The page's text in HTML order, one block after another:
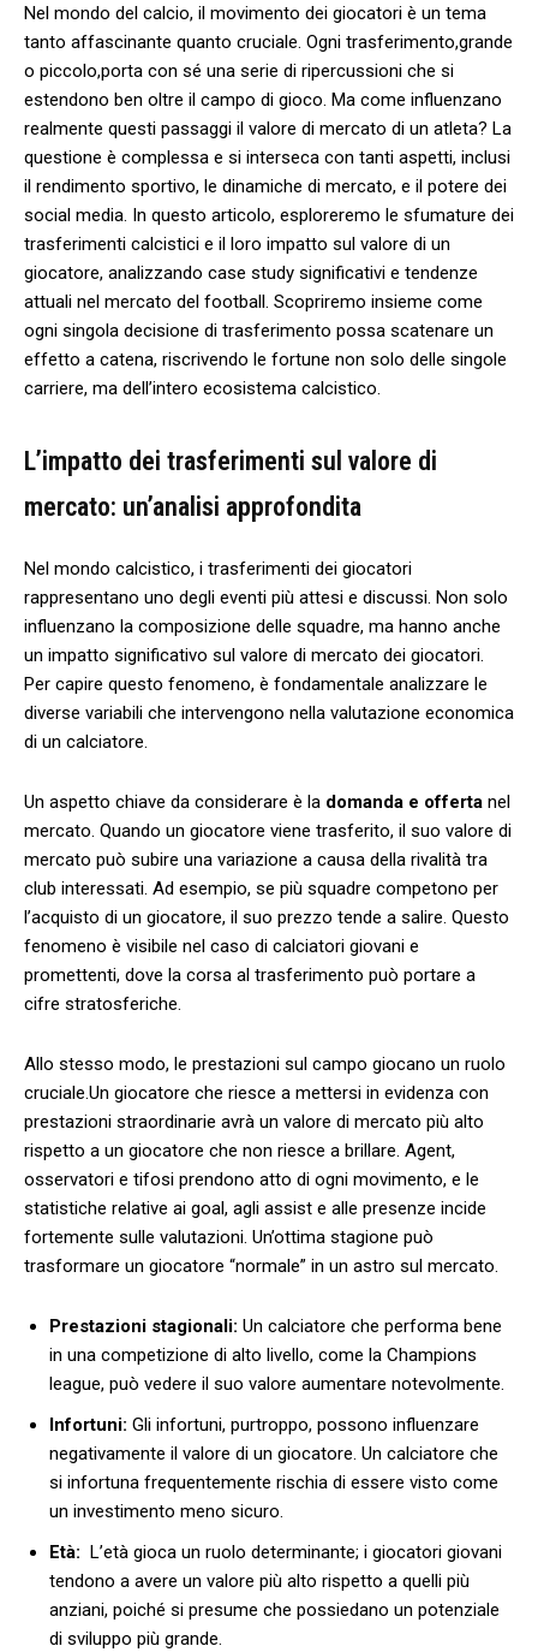
Nel⁤ mondo del calcio, il movimento dei ⁢giocatori‍ è⁣ un tema⁣
tanto affascinante quanto ​cruciale. Ogni trasferimento,grande
o⁢ piccolo,porta con sé una ‌serie di ripercussioni che si
‌estendono⁢ ben​ oltre il campo di gioco. Ma come influenzano
realmente questi passaggi ‌il ‌valore di mercato di un atleta? La⁤
questione è complessa e si interseca con tanti aspetti, inclusi​
il rendimento sportivo, le dinamiche di ⁢mercato, e il potere dei‌
social media. ⁤In questo ⁣articolo, ​esploreremo le ​sfumature‌ dei
trasferimenti calcistici e il ⁤loro⁤ impatto sul valore di un
⁢giocatore, ⁤analizzando case study⁣ significativi e ⁣tendenze
⁤attuali nel mercato del football. Scopriremo insieme come
⁤ogni ⁤singola ⁤decisione di trasferimento possa scatenare un
effetto a catena, ‌riscrivendo le ‌fortune non solo delle singole
carriere, ‍ma dell’intero ecosistema calcistico.
L’impatto dei ‍trasferimenti sul valore di‌
mercato:⁣ un’analisi ⁢approfondita
Nel ‌mondo calcistico,​ i trasferimenti dei⁤ giocatori
rappresentano uno degli ⁤eventi ‌più attesi e discussi. Non solo
influenzano⁣ la ​composizione ‌delle squadre, ma⁤ hanno anche
un impatto significativo sul valore di mercato dei giocatori.
Per capire questo fenomeno, è ​fondamentale⁣ analizzare le
diverse variabili ⁣che intervengono nella valutazione economica
‌di ⁣un ⁢calciatore.
Un ​aspetto chiave da ⁤considerare‍ è la domanda e offerta nel
mercato. Quando un giocatore⁣ viene⁣ trasferito,‍ il suo valore di
mercato può subire una variazione a causa ‍della⁢ rivalità tra⁤
club interessati. Ad esempio, se più⁤ squadre ⁣competono per
l’acquisto di un​ giocatore, ⁢il suo prezzo tende a salire. Questo
fenomeno è visibile⁤ nel‌ caso‌ di⁣ calciatori giovani e
promettenti, ​dove la ‍corsa al ​trasferimento può portare⁢ a
⁣cifre stratosferiche.
Allo stesso modo, le prestazioni sul‌ campo giocano ⁤un‍ ruolo
cruciale.Un giocatore che riesce a ‌mettersi ⁣in evidenza con
prestazioni straordinarie avrà un valore di mercato ⁤più alto⁢
rispetto a un giocatore‌ che non riesce a brillare. Agent,
osservatori e⁣ tifosi prendono atto​ di​ ogni movimento,​ e ⁣le ​
statistiche relative ⁣ai goal, ‍agli assist e alle presenze‍ incide
fortemente ‍sulle valutazioni. Un’ottima⁤ stagione può
trasformare‌ un giocatore “normale” in un astro sul mercato.
Prestazioni stagionali: Un calciatore che performa bene
in una competizione di alto livello, come la​ Champions
league, può ‍vedere il suo valore aumentare​ notevolmente.
Infortuni: Gli infortuni, purtroppo, possono influenzare
⁢negativamente‍ il valore di un giocatore. Un calciatore ‌che
si ⁣infortuna frequentemente rischia ‍di essere visto come
un investimento meno sicuro.
Età: ‍ L’età ​gioca un ruolo determinante; i ‍giocatori giovani
tendono​ a⁣ avere‌ un valore più alto rispetto a quelli più⁣
anziani, poiché ‍si‍ presume ⁤che ⁤possiedano un potenziale
di​ sviluppo più ‍grande.